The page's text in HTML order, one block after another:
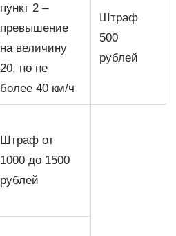
пункт 2 –
превышение
на величину
20, но не
более 40 км/ч
Штраф
500
рублей
Штраф от
1000 до 1500
рублей